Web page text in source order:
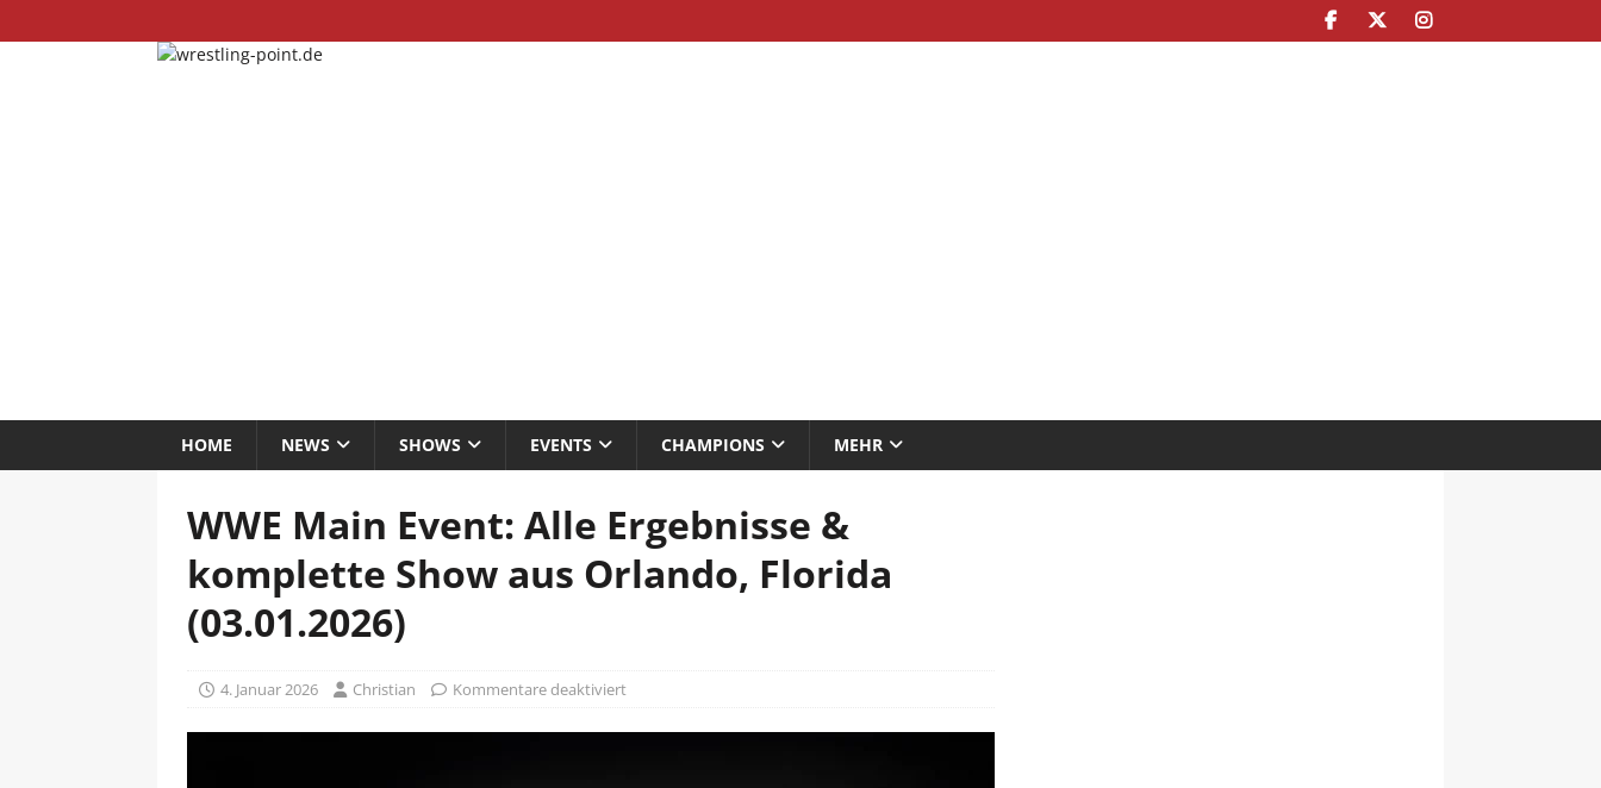
HOME NEWS SHOWS EVENTS CHAMPIONS MEHR
WWE Main Event: Alle Ergebnisse &
komplette Show aus Orlando, Florida
(03.01.2026)
4. Januar 2026 Christian Kommentare deaktiviert